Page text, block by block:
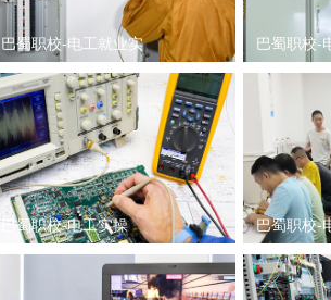
巴蜀职校-电工就业实 巴蜀职校-
巴蜀职校-电工实操 巴蜀职校-